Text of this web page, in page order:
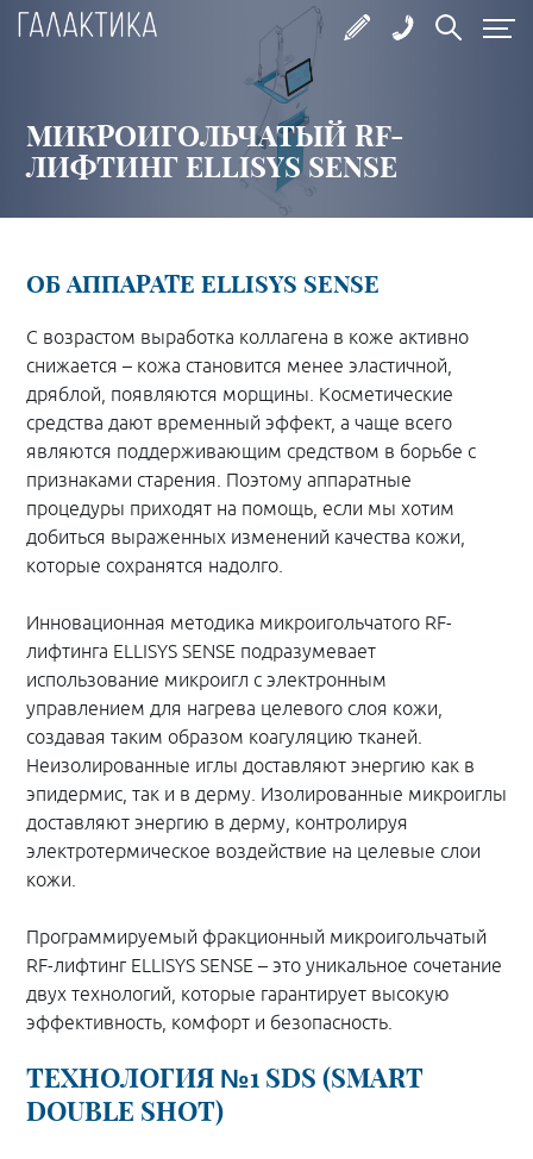
МИКРОИГОЛЬЧАТЫЙ RF-
ЛИФТИНГ ELLISYS SENSE
ОБ АППАРАТЕ ELLISYS SENSE
С возрастом выработка коллагена в коже активно
снижается – кожа становится менее эластичной,
дряблой, появляются морщины. Косметические
средства дают временный эффект, а чаще всего
являются поддерживающим средством в борьбе с
признаками старения. Поэтому аппаратные
процедуры приходят на помощь, если мы хотим
добиться выраженных изменений качества кожи,
которые сохранятся надолго.
Инновационная методика микроигольчатого RF-
лифтинга ELLISYS SENSE подразумевает
использование микроигл с электронным
управлением для нагрева целевого слоя кожи,
создавая таким образом коагуляцию тканей.
Неизолированные иглы доставляют энергию как в
эпидермис, так и в дерму. Изолированные микроиглы
доставляют энергию в дерму, контролируя
электротермическое воздействие на целевые слои
кожи.
Программируемый фракционный микроигольчатый
RF-лифтинг ELLISYS SENSE – это уникальное сочетание
двух технологий, которые гарантирует высокую
эффективность, комфорт и безопасность.
ТЕХНОЛОГИЯ №1 SDS (SMART
DOUBLE SHOT)